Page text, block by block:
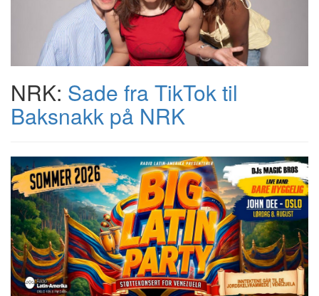
NRK: Sade fra TikTok til
Baksnakk på NRK